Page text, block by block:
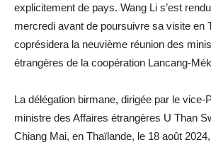
explicitement de pays. Wang Li s’est
mercredi avant de poursuivre sa visite en
coprésidera la neuvième réunion des
étrangères de la coopération Lancang-
La délégation birmane, dirigée par le vice-
ministre des Affaires étrangères U Than
Chiang Mai, en Thaïlande, le 18 août